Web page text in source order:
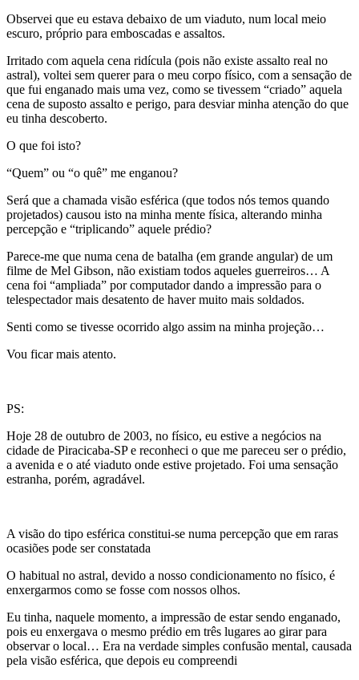
Observei que eu estava debaixo de um viaduto, num local meio
escuro, próprio para emboscadas e assaltos.
Irritado com aquela cena ridícula (pois não existe assalto real no
astral), voltei sem querer para o meu corpo físico, com a sensação de
que fui enganado mais uma vez, como se tivessem “criado” aquela
cena de suposto assalto e perigo, para desviar minha atenção do que
eu tinha descoberto.
O que foi isto?
“Quem” ou “o quê” me enganou?
Será que a chamada visão esférica (que todos nós temos quando
projetados) causou isto na minha mente física, alterando minha
percepção e “triplicando” aquele prédio?
Parece-me que numa cena de batalha (em grande angular) de um
filme de Mel Gibson, não existiam todos aqueles guerreiros… A
cena foi “ampliada” por computador dando a impressão para o
telespectador mais desatento de haver muito mais soldados.
Senti como se tivesse ocorrido algo assim na minha projeção…
Vou ficar mais atento.
PS:
Hoje 28 de outubro de 2003, no físico, eu estive a negócios na
cidade de Piracicaba-SP e reconheci o que me pareceu ser o prédio,
a avenida e o até viaduto onde estive projetado. Foi uma sensação
estranha, porém, agradável.
A visão do tipo esférica constitui-se numa percepção que em raras
ocasiões pode ser constatada
O habitual no astral, devido a nosso condicionamento no físico, é
enxergarmos como se fosse com nossos olhos.
Eu tinha, naquele momento, a impressão de estar sendo enganado,
pois eu enxergava o mesmo prédio em três lugares ao girar para
observar o local… Era na verdade simples confusão mental, causada
pela visão esférica, que depois eu compreendi